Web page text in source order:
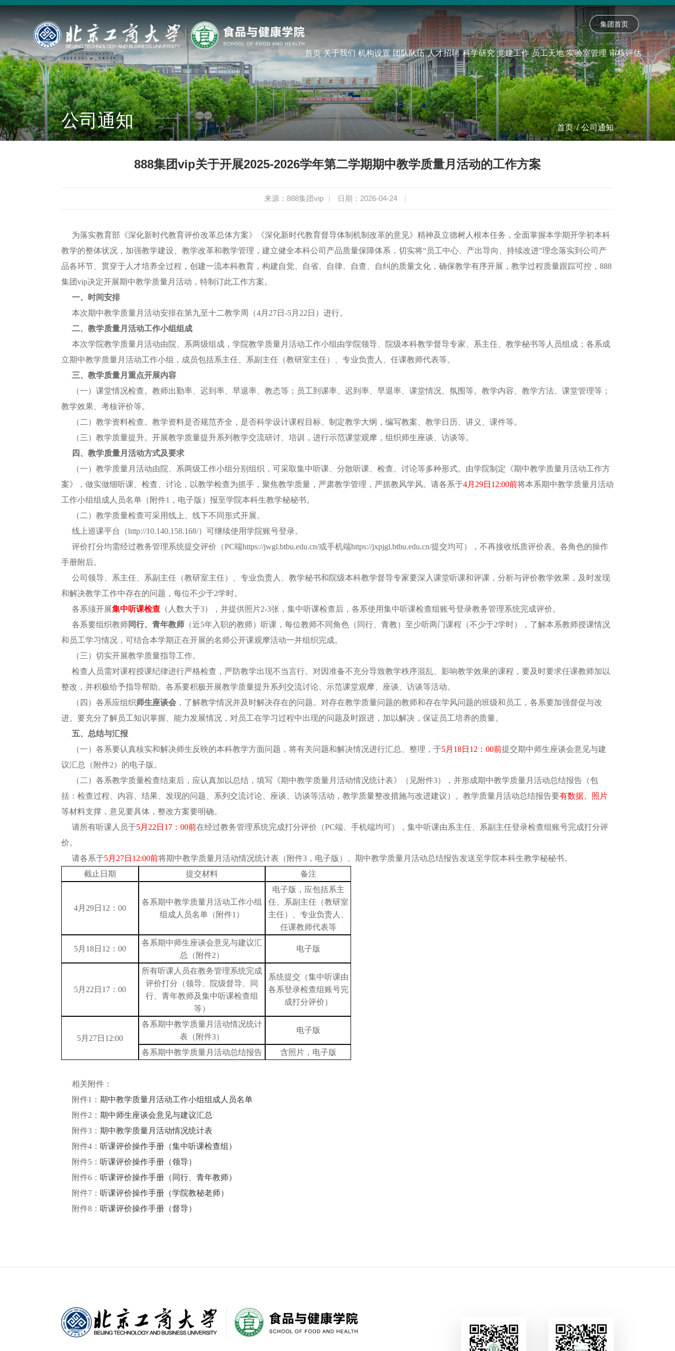
集团首页
首页 关于我们 机构设置 团队队伍 人才招聘 科学研究 党建工作 员工天地 实验室管理 审核评估
公司通知 首页 / 公司通知
888集团vip关于开展2025-2026学年第二学期期中教学质量月活动的工作方案
来源：888集团vip | 日期：2026-04-24 |
为落实教育部《深化新时代教育评价改革总体方案》《深化新时代教育督导体制机制改革的意见》精神及立德树人根本任务，全面掌握本学期开学初本科
教学的整体状况，加强教学建设、教学改革和教学管理，建立健全本科公司产品质量保障体系，切实将“员工中心、产出导向、持续改进”理念落实到公司产
品各环节、贯穿于人才培养全过程，创建一流本科教育，构建自觉、自省、自律、自查、自纠的质量文化，确保教学有序开展，教学过程质量跟踪可控，888
集团vip决定开展期中教学质量月活动，特制订此工作方案。
一、时间安排
本次期中教学质量月活动安排在第九至十二教学周（4月27日-5月22日）进行。
二、教学质量月活动工作小组组成
本次学院教学质量月活动由院、系两级组成，学院教学质量月活动工作小组由学院领导、院级本科教学督导专家、系主任、教学秘书等人员组成；各系成
立期中教学质量月活动工作小组，成员包括系主任、系副主任（教研室主任）、专业负责人、任课教师代表等。
三、教学质量月重点开展内容
（一）课堂情况检查。教师出勤率、迟到率、早退率、教态等；员工到课率、迟到率、早退率、课堂情况、氛围等。教学内容、教学方法、课堂管理等；
教学效果、考核评价等。
（二）教学资料检查。教学资料是否规范齐全，是否科学设计课程目标、制定教学大纲，编写教案、教学日历、讲义、课件等。
（三）教学质量提升。开展教学质量提升系列教学交流研讨、培训，进行示范课堂观摩，组织师生座谈、访谈等。
四、教学质量月活动方式及要求
（一）教学质量月活动由院、系两级工作小组分别组织，可采取集中听课、分散听课、检查、讨论等多种形式。由学院制定《期中教学质量月活动工作方
案》，做实做细听课、检查、讨论，以教学检查为抓手，聚焦教学质量，严肃教学管理，严抓教风学风。请各系于4月 29日 12:00前将本系期中教学质量月活动
工作小组组成人员名单（附件1，电子版）报至学院本科生教学秘秘书。
（二）教学质量检查可采用线上、线下不同形式开展。
线上巡课平台（http://10.140.158.168/）可继续使用学院账号登录。
评价打分均需经过教务管理系统提交评价（PC端https://jwgl.btbu.edu.cn/或手机端https://jxpjgl.btbu.edu.cn/提交均可），不再接收纸质评价表。各角色的操作
手册附后。
公司领导、系主任、系副主任（教研室主任）、专业负责人、教学秘书和院级本科教学督导专家要深入课堂听课和评课，分析与评价教学效果，及时发现
和解决教学工作中存在的问题，每位不少于2学时。
各系须开展集中听课检查 （人数大于3），并提供照片2-3张，集中听课检查后，各系使用集中听课检查组账号登录教务管理系统完成评价。
各系要组织教师同行、青年教师 （近5年入职的教师）听课，每位教师不同角色（同行、青教）至少听两门课程（不少于2学时），了解本系教师授课情况
和员工学习情况，可结合本学期正在开展的名师公开课观摩活动一并组织完成。
（三）切实开展教学质量指导工作。
检查人员需对课程授课纪律进行严格检查，严防教学出现不当言行。对因准备不充分导致教学秩序混乱、影响教学效果的课程，要及时要求任课教师加以
整改，并积极给予指导帮助。各系要积极开展教学质量提升系列交流讨论、示范课堂观摩、座谈、访谈等活动。
（四）各系应组织师生座谈会 ，了解教学情况并及时解决存在的问题。对存在教学质量问题的教师和存在学风问题的班级和员工，各系要加强督促与改
进。要充分了解员工知识掌握、能力发展情况，对员工在学习过程中出现的问题及时跟进，加以解决，保证员工培养的质量。
五、总结与汇报
（一）各系要认真核实和解决师生反映的本科教学方面问题，将有关问题和解决情况进行汇总、整理，于5月 18日 12 ： 00前提交期中师生座谈会意见与建
议汇总（附件2）的电子版。
（二）各系教学质量检查结束后，应认真加以总结，填写《期中教学质量月活动情况统计表》（见附件3），并形成期中教学质量月活动总结报告（包
括：检查过程、内容、结果、发现的问题、系列交流讨论、座谈、访谈等活动，教学质量整改措施与改进建议）。教学质量月活动总结报告要有数据、照片
等材料支撑，意见要具体，整改方案要明确。
请所有听课人员于5月 22 日 17：00前在经过教务管理系统完成打分评价（PC端、手机端均可），集中听课由系主任、系副主任登录检查组账号完成打分评
价。
请各系于5月 27日 12:00前将期中教学质量月活动情况统计表（附件3，电子版）、期中教学质量月活动总结报告发送至学院本科生教学秘秘书。
截止日期
提交材料 备注
4月 29日 12：00
各系期中教学质量月活动工作小组
组成人员名单（附件1）
电子版，应包括系主
任、系副主任（教研室
主任）、专业负责人、
任课教师代表等
5月 18日 12： 00
各系期中师生座谈会意见与建议汇
总（附件2）
电子版
5月 22 日 17：00
所有听课人员在教务管理系统完成
评价打分（领导、院级督导、同
行、青年教师及集中听课检查组
等）
系统提交（集中听课由
各系登录检查组账号完
成打分评价）
5月 27日 12:00
各系期中教学质量月活动情况统计
表（附件3）
电子版
各系期中教学质量月活动总结报告 含照片，电子版
相关附件：
附件1： 期中教学质量月活动工作小组组成人员名单
附件2： 期中师生座谈会意见与建议汇总
附件3： 期中教学质量月活动情况统计表
附件4： 听课评价操作手册（集中听课检查组）
附件5： 听课评价操作手册（领导）
附件6： 听课评价操作手册（同行、青年教师）
附件7： 听课评价操作手册（学院教秘老师）
附件8： 听课评价操作手册（督导）